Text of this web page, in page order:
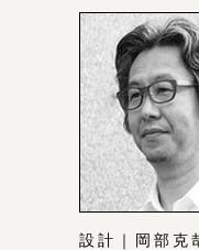
設計｜岡部克